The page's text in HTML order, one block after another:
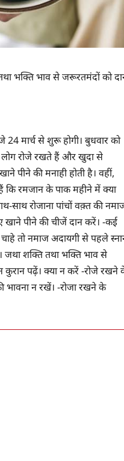
भक्ति भाव से जरूरतमंदों को
24 मार्च से शुरू होगी। बुधवार को
लोग रोजे रखते हैं और खुदा से
पीने की मनाही होती है। वहीं,
कि रमजान के पाक महीने में क्या
साथ रोजाना पांचों वक़्त की
पीने की चीजें दान करें। -कई
तो नमाज अदायगी से पहले
शक्ति तथा भक्ति भाव से
कुरान पढ़ें। क्या न करें -रोजे रखने
भावना न रखें। -रोजा रखने के